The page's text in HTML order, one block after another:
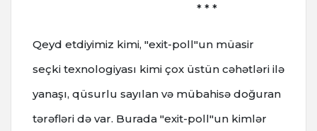
* * *
Qeyd etdiyimiz kimi, "exit-poll"un müasir
seçki texnologiyası kimi çox üstün cəhətləri ilə
yanaşı, qüsurlu sayılan və mübahisə doğuran
tərəfləri də var. Burada "exit-poll"un kimlər